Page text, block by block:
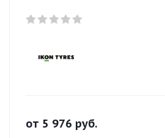
от 5 976 руб.